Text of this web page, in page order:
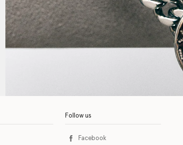
Follow us
Facebook